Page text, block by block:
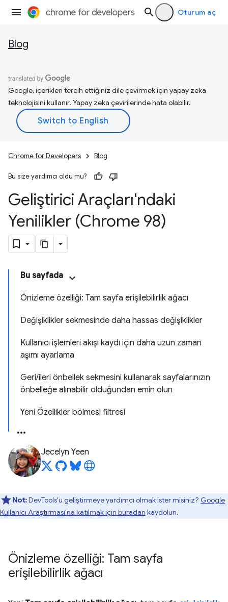
Oturum aç
Blog
Google, içerikleri tercih ettiğiniz dile çevirmek için yapay zeka
teknolojisini kullanır. Yapay zeka çevirilerinde hata olabilir.
Chrome for Developers Blog
Bu size yardımcı oldu mu?
Geliştirici Araçları'ndaki
Yenilikler (Chrome 98)
Bu sayfada
Önizleme özelliği: Tam sayfa erişilebilirlik ağacı
Değişiklikler sekmesinde daha hassas değişiklikler
Kullanıcı işlemleri akışı kaydı için daha uzun zaman
aşımı ayarlama
Geri/ileri önbellek sekmesini kullanarak sayfalarınızın
önbelleğe alınabilir olduğundan emin olun
Yeni Özellikler bölmesi filtresi
Jecelyn Yeen
Not:DevTools'u geliştirmeye yardımcı olmak ister misiniz? Google
Kullanıcı Araştırması'na katılmak için buradan kaydolun.
Önizleme özelliği: Tam sayfa
erişilebilirlik ağacı